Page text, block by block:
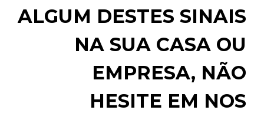
ALGUM DESTES SINAIS
NA SUA CASA OU
EMPRESA, NÃO
HESITE EM NOS